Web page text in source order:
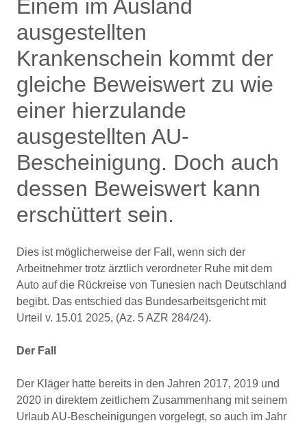
Einem im Ausland
ausgestellten
Krankenschein kommt der
gleiche Beweiswert zu wie
einer hierzulande
ausgestellten AU-
Bescheinigung. Doch auch
dessen Beweiswert kann
erschüttert sein.
Dies ist möglicherweise der Fall, wenn sich der
Arbeitnehmer trotz ärztlich verordneter Ruhe mit dem
Auto auf die Rückreise von Tunesien nach Deutschland
begibt. Das entschied das Bundesarbeitsgericht mit
Urteil v. 15.01 2025, (Az. 5 AZR 284/24).
Der Fall
Der Kläger hatte bereits in den Jahren 2017, 2019 und
2020 in direktem zeitlichem Zusammenhang mit seinem
Urlaub AU-Bescheinigungen vorgelegt, so auch im Jahr